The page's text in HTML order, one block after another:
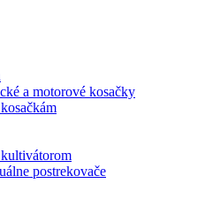
a motorové kosačky
postrekovače